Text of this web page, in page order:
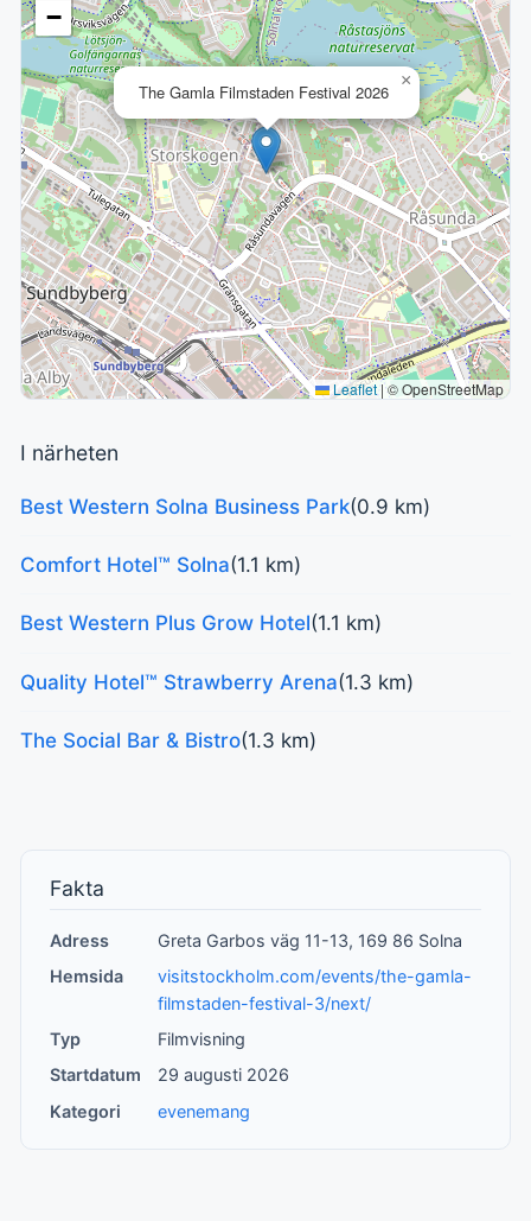
The Gamla Filmstaden Festival 2026
×
−
Leaflet |© OpenStreetMap
I närheten
Best Western Solna Business Park(0.9 km)
Comfort Hotel™ Solna(1.1 km)
Best Western Plus Grow Hotel(1.1 km)
Quality Hotel™ Strawberry Arena(1.3 km)
The Social Bar & Bistro(1.3 km)
Fakta
Adress
Greta Garbos väg 11-13, 169 86 Solna
Hemsida
visitstockholm.com/events/the-gamla-
filmstaden-festival-3/next/
Typ
Filmvisning
Startdatum
29 augusti 2026
Kategori
evenemang